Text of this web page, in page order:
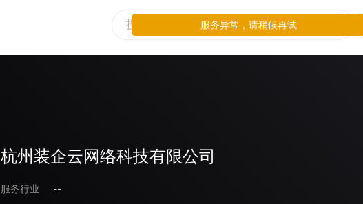
杭州装企云网络科技有限公司
服务行业
--
服务异常，请稍候再试